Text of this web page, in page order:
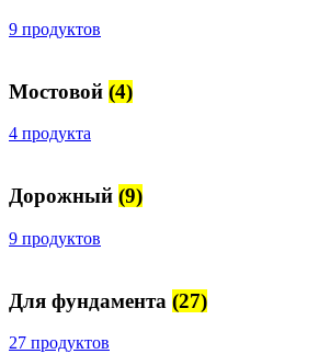
9 продуктов
Мостовой (4)
4 продукта
Дорожный (9)
9 продуктов
Для фундамента (27)
27 продуктов